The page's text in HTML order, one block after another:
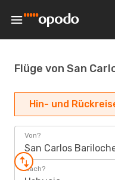
Flüge von San
Hin- und
Von?
San Carlos
Nach?